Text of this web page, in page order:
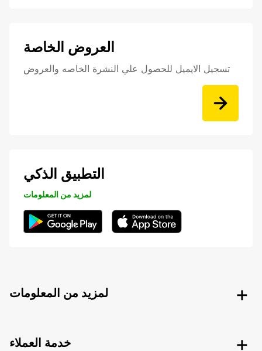
العروض الخاصة
تسجيل الايميل للحصول علي النشرة الخاصه والعروض
التطبيق الذكي
لمزيد من المعلومات
لمزيد من المعلومات
خدمة العملاء